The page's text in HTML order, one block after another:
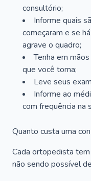
consultório;
Informe quais
começaram e se
agrave o quadro;
Tenha em
que você toma;
Leve seus
Informe ao
com frequência na
Quanto custa uma
Cada ortopedista
não sendo possível